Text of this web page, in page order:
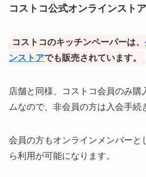
琥珀糖はシャト
コストコ公式オンラインストア
コストコのキッチンペーパーは、
ンストアでも販売されています。
店舗と同様、コストコ会員のみ購
ムなので、非会員の方は入会手続
会員の方もオンラインメンバーと
ら利用が可能になります。